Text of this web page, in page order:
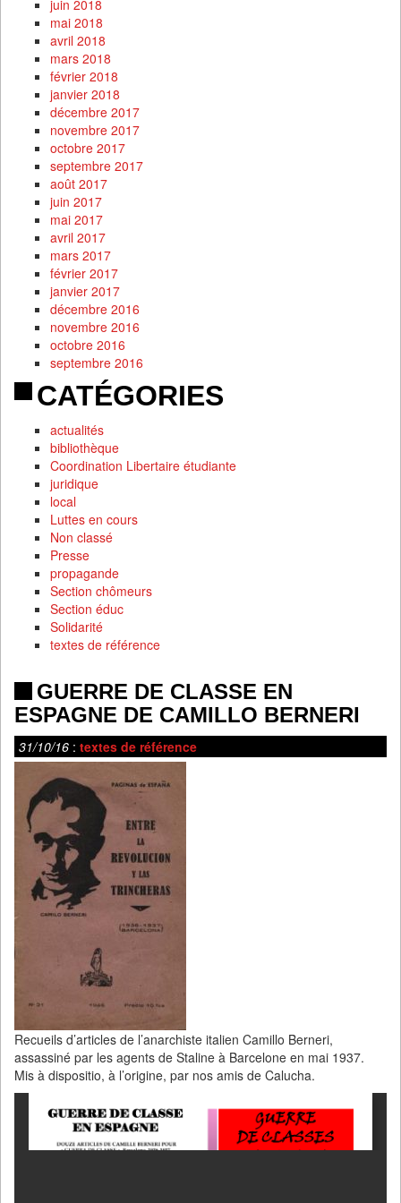
juin 2018
mai 2018
avril 2018
mars 2018
février 2018
janvier 2018
décembre 2017
novembre 2017
octobre 2017
septembre 2017
août 2017
juin 2017
mai 2017
avril 2017
mars 2017
février 2017
janvier 2017
décembre 2016
novembre 2016
octobre 2016
septembre 2016
CATÉGORIES
actualités
bibliothèque
Coordination Libertaire étudiante
juridique
local
Luttes en cours
Non classé
Presse
propagande
Section chômeurs
Section éduc
Solidarité
textes de référence
GUERRE DE CLASSE EN
ESPAGNE DE CAMILLO BERNERI
31/10/16 : textes de référence
Recueils d’articles de l’anarchiste italien Camillo Berneri,
assassiné par les agents de Staline à Barcelone en mai 1937.
Mis à dispositio, à l’origine, par nos amis de Calucha.